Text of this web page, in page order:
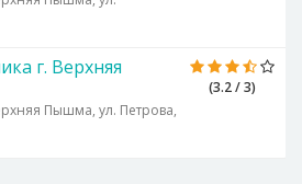
(3.2 / 3)
г. Верхняя
Пышма, ул. Петрова,